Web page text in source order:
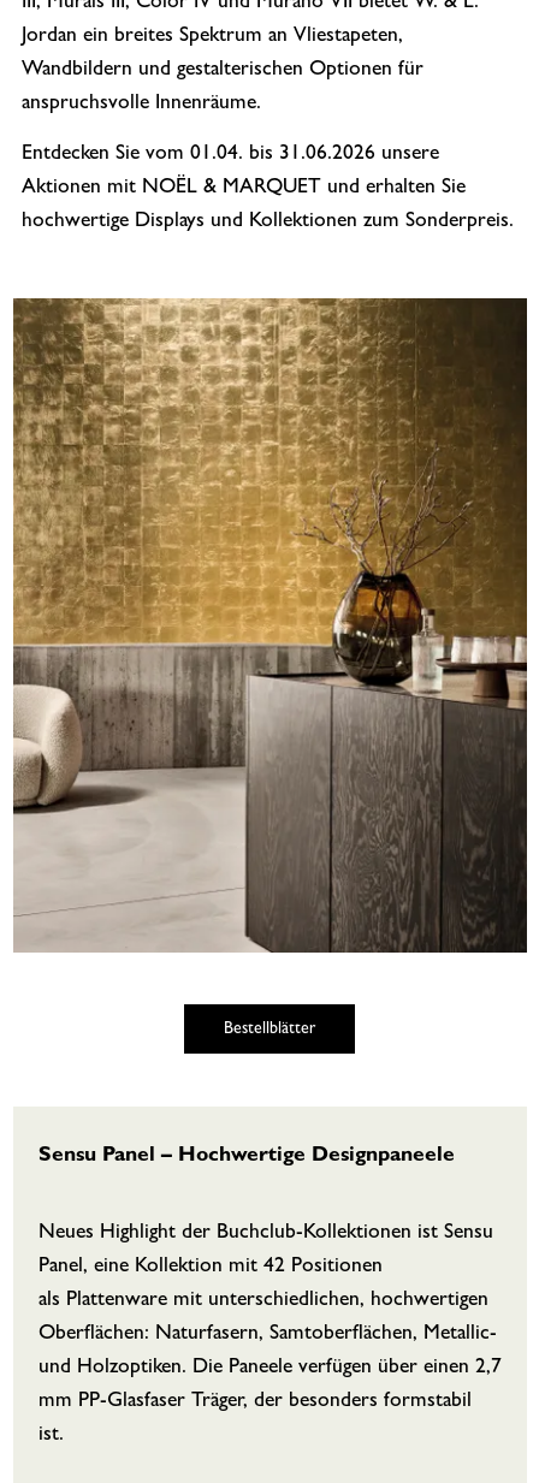
Jordan ein breites Spektrum an Vliestapeten,
Wandbildern und gestalterischen Optionen für
anspruchsvolle Innenräume.
Entdecken Sie vom 01.04. bis 31.06.2026 unsere
Aktionen mit NOËL & MARQUET und erhalten Sie
hochwertige Displays und Kollektionen zum Sonderpreis.
Bestellblätter
Sensu Panel – Hochwertige Designpaneele
Neues Highlight der Buchclub-Kollektionen ist Sensu
Panel, eine Kollektion mit 42 Positionen
als Plattenware mit unterschiedlichen, hochwertigen
Oberflächen: Naturfasern, Samtoberflächen, Metallic-
und Holzoptiken. Die Paneele verfügen über einen 2,7
mm PP-Glasfaser Träger, der besonders formstabil
ist.